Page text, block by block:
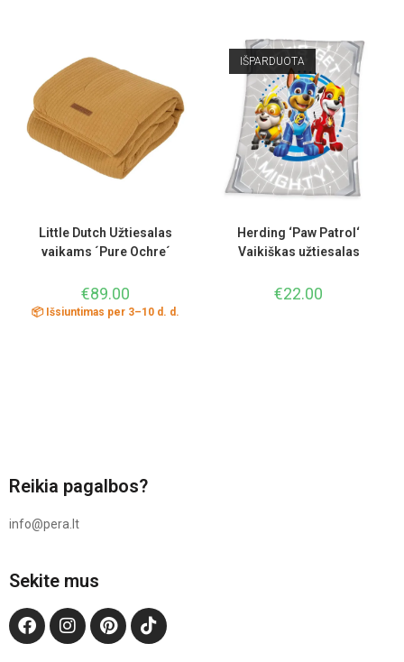
Little Dutch Užtiesalas
vaikams ´Pure Ochre´
€89.00
📦 Išsiuntimas per 3–10 d. d.
IŠPARDUOTA
Herding ‘Paw Patrol‘
Vaikiškas užtiesalas
€22.00
Reikia pagalbos?
info@pera.lt
Sekite mus